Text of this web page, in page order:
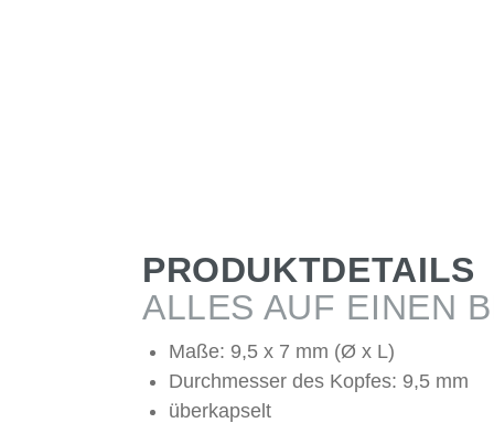
PRODUKTDETAILS
ALLES AUF EINEN
Maße: 9,5 x 7 mm (Ø x L)
Durchmesser des Kopfes: 9,5 mm
überkapselt